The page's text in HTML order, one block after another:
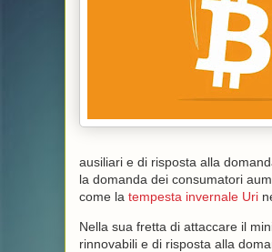
ausiliari e di risposta alla
la domanda dei consumatori
come la tempesta invernale Uri
Nella sua fretta di attaccare il
rinnovabili e di risposta alla